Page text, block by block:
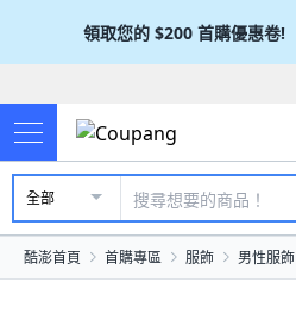
領取您的 $200 首購優惠卷!
全部
酷澎首頁 首購專區 服飾 男性服飾